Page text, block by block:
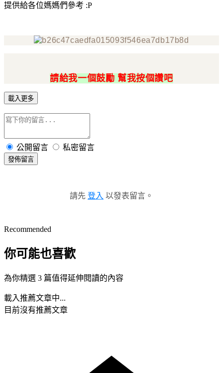
提供給各位媽媽們參考 :P
請給我一個鼓勵 幫我按個讚吧
載入更多
公開留言 私密留言
發佈留言
請先 登入 以發表留言。
Recommended
你可能也喜歡
為你精選 3 篇值得延伸閱讀的內容
載入推薦文章中...
目前沒有推薦文章